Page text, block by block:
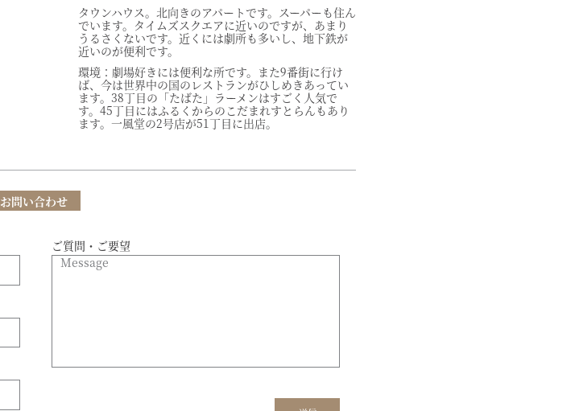
タウンハウス。北向きのアパートです。スーパーも住ん
でいます。タイムズスクエアに近いのですが、あまり
うるさくないです。近くには劇所も多いし、地下鉄が
近いのが便利です。
環境：劇場好きには便利な所です。また9番街に行け
ば、今は世界中の国のレストランがひしめきあってい
ます。38丁目の「たばた」ラーメンはすごく人気で
す。45丁目にはふるくからのこだまれすとらんもあり
ます。一風堂の2号店が51丁目に出店。
お問い合わせ
ご質問・ご要望